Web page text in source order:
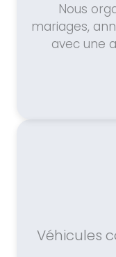
Nous
mariages,
avec une
Véhicules